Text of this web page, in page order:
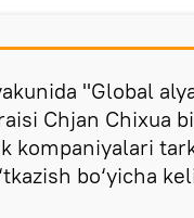
"Global
Chjan Chixua
kompaniyalari
bo‘yicha